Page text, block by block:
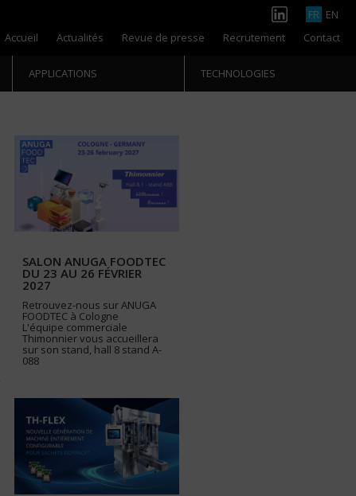
FR EN
Accueil Actualités Revue de presse Recrutement Contact
APPLICATIONS TECHNOLOGIES
SALON ANUGA FOODTEC
DU 23 AU 26 FÉVRIER
2027
Retrouvez-nous sur ANUGA
FOODTEC à Cologne
L'équipe commerciale
Thimonnier vous accueillera
sur son stand, hall 8 stand A-
088